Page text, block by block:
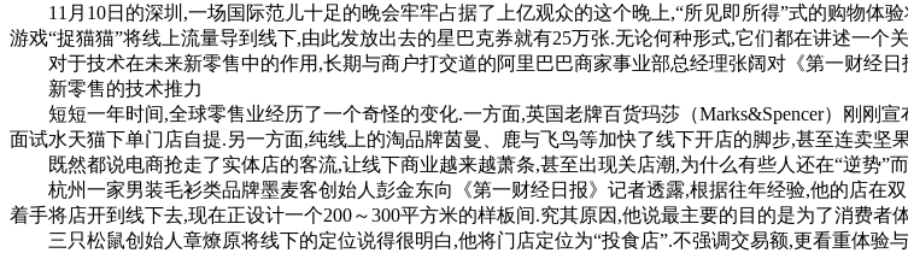
11月10日的深圳,一场国际范儿十足的晚会牢牢占据了上亿观众的这个晚上,“所见即所得”式的购物体
游戏“捉猫猫”将线上流量导到线下,由此发放出去的星巴克券就有25万张.无论何种形式,它们都在讲述一个
对于技术在未来新零售中的作用,长期与商户打交道的阿里巴巴商家事业部总经理张阔对《第一财经日
新零售的技术推力
短短一年时间,全球零售业经历了一个奇怪的变化.一方面,英国老牌百货玛莎（Marks&Spencer）刚刚
面试水天猫下单门店自提.另一方面,纯线上的淘品牌茵曼、鹿与飞鸟等加快了线下开店的脚步,甚至连卖坚
既然都说电商抢走了实体店的客流,让线下商业越来越萧条,甚至出现关店潮,为什么有些人还在“逆势”
杭州一家男装毛衫类品牌墨麦客创始人彭金东向《第一财经日报》记者透露,根据往年经验,他的店在
着手将店开到线下去,现在正设计一个200～300平方米的样板间.究其原因,他说最主要的目的是为了消费者
三只松鼠创始人章燎原将线下的定位说得很明白,他将门店定位为“投食店”.不强调交易额,更看重体验